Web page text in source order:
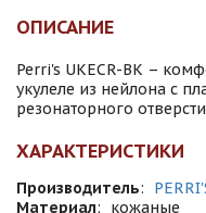
ОПИСАНИЕ
Perri's UKECR-BK –
укулеле из нейлона с
резонаторного
ХАРАКТЕРИСТИКИ
Производитель:
Материал:
кожаные